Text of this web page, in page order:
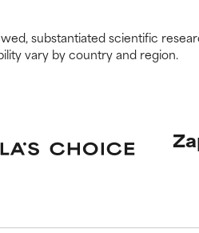
substantiated scientific
vary by country and region.